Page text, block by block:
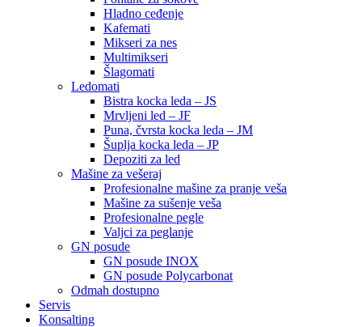
Hladno ceđenje
Kafemati
Mikseri za nes
Multimikseri
Šlagomati
Ledomati
Bistra kocka leda – JS
Mrvljeni led – JF
Puna, čvrsta kocka leda – JM
Šuplja kocka leda – JP
Depoziti za led
Mašine za vešeraj
Profesionalne mašine za pranje veša
Mašine za sušenje veša
Profesionalne pegle
Valjci za peglanje
GN posude
GN posude INOX
GN posude Polycarbonat
Odmah dostupno
Servis
Konsalting